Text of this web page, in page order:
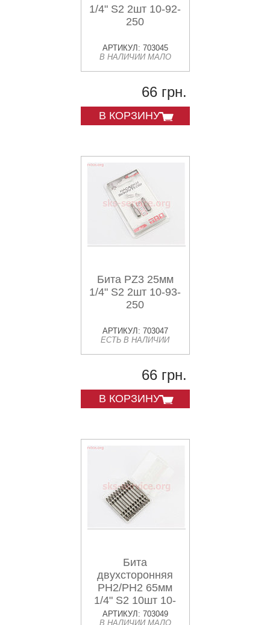
1/4" S2 2шт 10-92-
250
АРТИКУЛ: 703045
В НАЛИЧИИ МАЛО
66 грн.
В КОРЗИНУ
Бита PZ3 25мм
1/4" S2 2шт 10-93-
250
АРТИКУЛ: 703047
ЕСТЬ В НАЛИЧИИ
66 грн.
В КОРЗИНУ
Бита
двухсторонняя
PH2/PH2 65мм
1/4" S2 10шт 10-
22-651
АРТИКУЛ: 703049
В НАЛИЧИИ МАЛО